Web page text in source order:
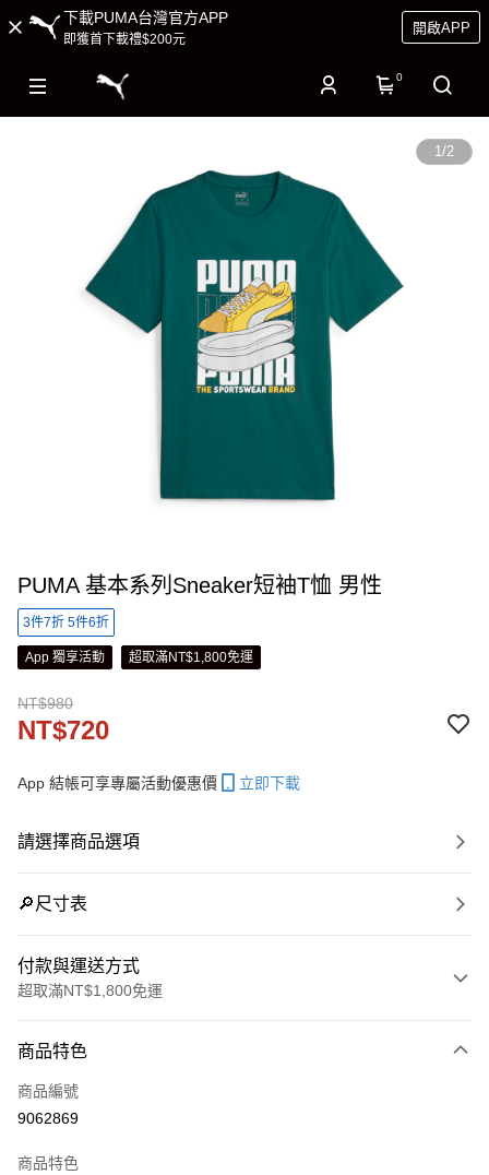
下載PUMA台灣官方APP
即獲首下載禮$200元
開啟APP
0
1/2
PUMA 基本系列Sneaker短袖T恤 男性
3件7折 5件6折
App 獨享活動 超取滿NT$1,800免運
NT$980
NT$720
App 結帳可享專屬活動優惠價 立即下載
請選擇商品選項
🔎尺寸表
付款與運送方式
超取滿NT$1,800免運
信用卡一次付款
LINE Pay
商品特色
商品編號
9062869
商品特色